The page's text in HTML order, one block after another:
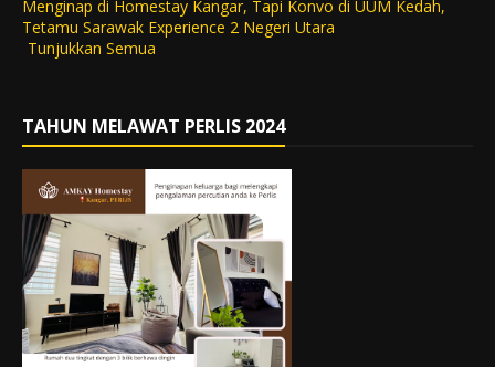
Menginap di Homestay Kangar, Tapi Konvo di UUM Kedah,
Tetamu Sarawak Experience 2 Negeri Utara
Tunjukkan Semua
TAHUN MELAWAT PERLIS 2024